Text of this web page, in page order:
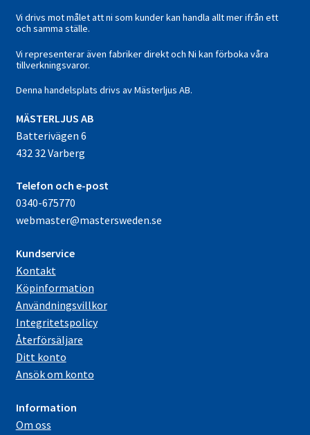
Vi drivs mot målet att ni som kunder kan handla allt mer ifrån ett
och samma ställe.
Vi representerar även fabriker direkt och Ni kan förboka våra
tillverkningsvaror.
Denna handelsplats drivs av Mästerljus AB.
MÄSTERLJUS AB
Batterivägen 6
432 32 Varberg
Telefon och e-post
0340-675770
webmaster@mastersweden.se
Kundservice
Kontakt
Köpinformation
Användningsvillkor
Integritetspolicy
Återförsäljare
Ditt konto
Ansök om konto
Information
Om oss